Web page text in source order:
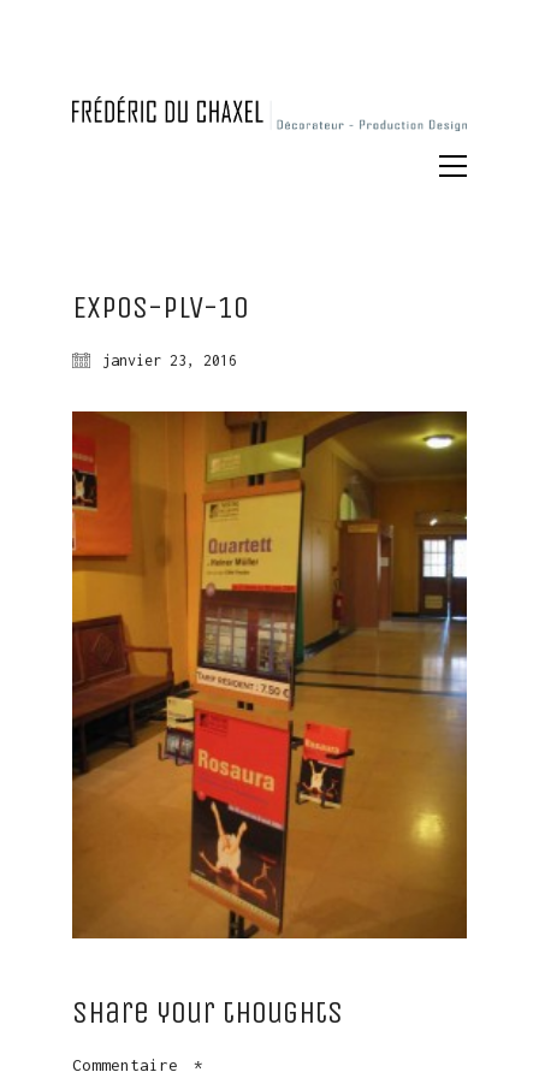
Expos-plv-10
janvier 23, 2016
Share your thoughts
Commentaire *